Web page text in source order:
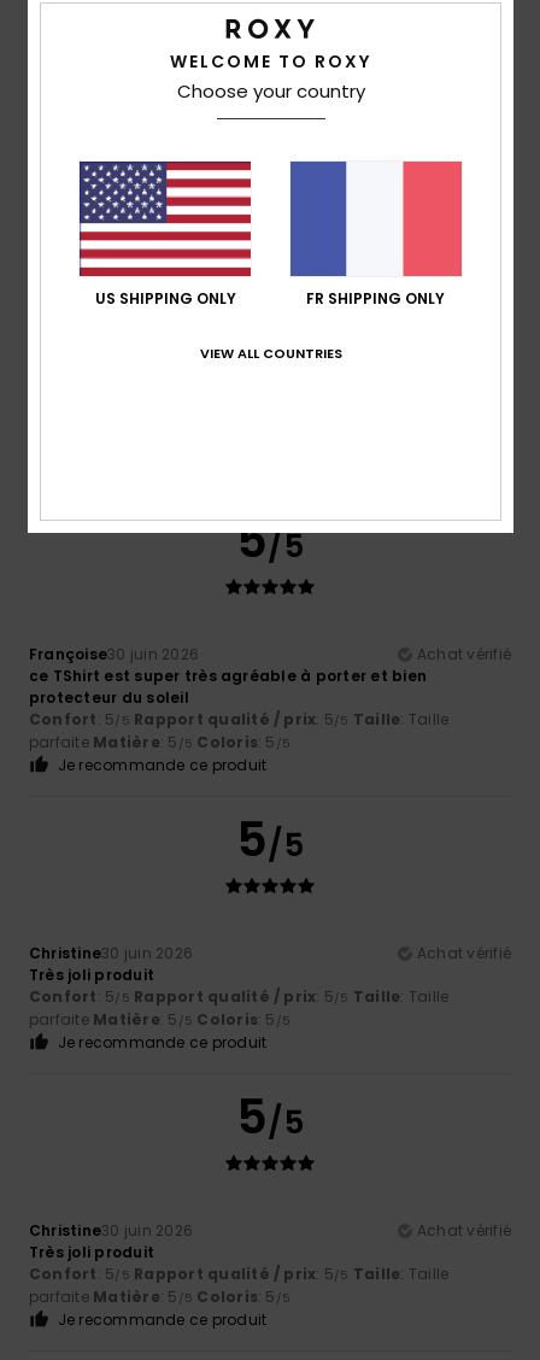
8 juillet 2026
parfait pour protéger des cicatrices sur le ventre
Rapport qualité / prix: 4
Je recommande ce produit
4
5/5
Françoise30 juin 2026
Achat vérifié
ce TShirt est super très agréable à porter et bien
protecteur du soleil
Confort: 5/5 Rapport qualité / prix: 5/5 Taille: Taille
parfaite Matière: 5 /5 Coloris: 5 /5
Je recommande ce produit
5/5
Christine30 juin 2026
Achat vérifié
Très joli produit
Confort: 5/5 Rapport qualité / prix: 5/5 Taille: Taille
parfaite Matière: 5 /5 Coloris: 5 /5
Je recommande ce produit
5/5
Christine30 juin 2026
Achat vérifié
Très joli produit
Confort: 5/5 Rapport qualité / prix: 5/5 Taille: Taille
parfaite Matière: 5 /5 Coloris: 5 /5
Je recommande ce produit
WELCOME TO ROXY
Choose your country
US SHIPPING ONLY FR SHIPPING ONLY
VIEW ALL COUNTRIES